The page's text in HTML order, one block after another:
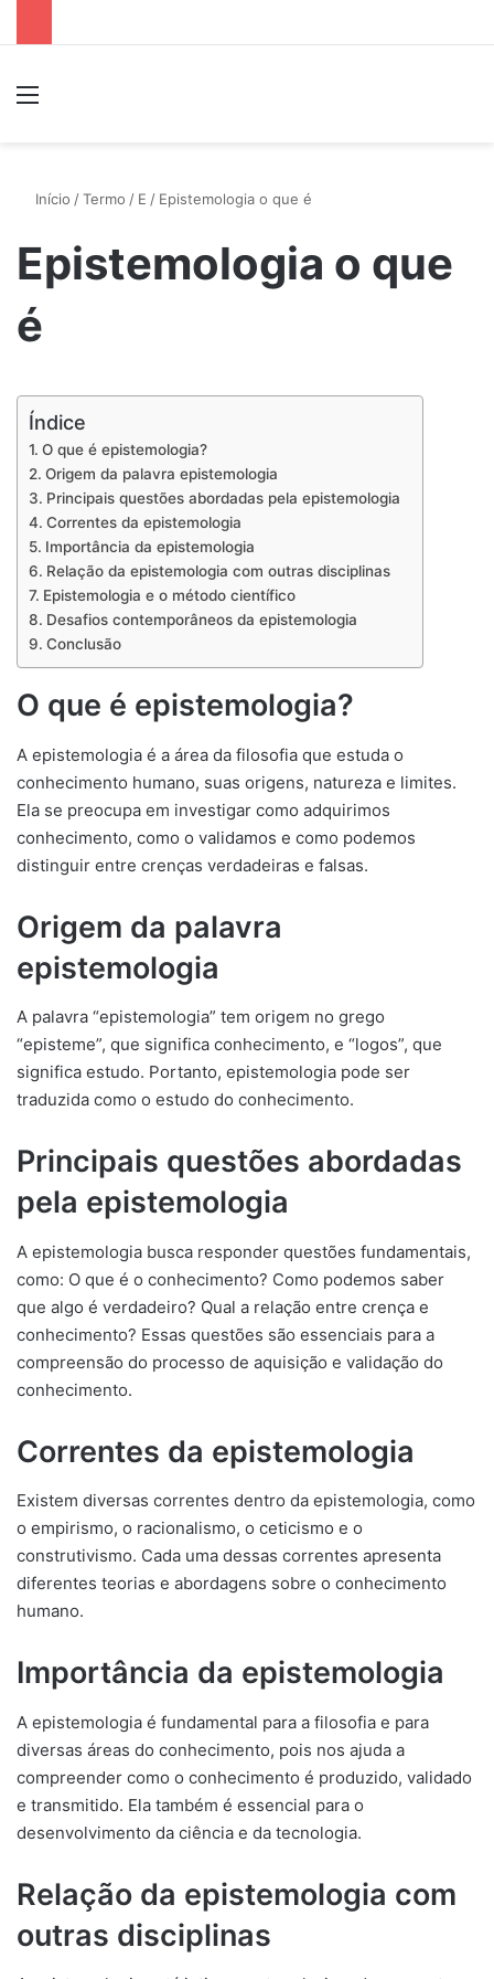
Início /Termo / E / Epistemologia o que é
Epistemologia o que
é
Índice
O que é epistemologia?
Origem da palavra epistemologia
Principais questões abordadas pela epistemologia
Correntes da epistemologia
Importância da epistemologia
Relação da epistemologia com outras disciplinas
Epistemologia e o método científico
Desafios contemporâneos da epistemologia
Conclusão
O que é epistemologia?
A epistemologia é a área da filosofia que estuda o
conhecimento humano, suas origens, natureza e limites.
Ela se preocupa em investigar como adquirimos
conhecimento, como o validamos e como podemos
distinguir entre crenças verdadeiras e falsas.
Origem da palavra
epistemologia
A palavra “epistemologia” tem origem no grego
“episteme”, que significa conhecimento, e “logos”, que
significa estudo. Portanto, epistemologia pode ser
traduzida como o estudo do conhecimento.
Principais questões abordadas
pela epistemologia
A epistemologia busca responder questões fundamentais,
como: O que é o conhecimento? Como podemos saber
que algo é verdadeiro? Qual a relação entre crença e
conhecimento? Essas questões são essenciais para a
compreensão do processo de aquisição e validação do
conhecimento.
Correntes da epistemologia
Existem diversas correntes dentro da epistemologia, como
o empirismo, o racionalismo, o ceticismo e o
construtivismo. Cada uma dessas correntes apresenta
diferentes teorias e abordagens sobre o conhecimento
humano.
Importância da epistemologia
A epistemologia é fundamental para a filosofia e para
diversas áreas do conhecimento, pois nos ajuda a
compreender como o conhecimento é produzido, validado
e transmitido. Ela também é essencial para o
desenvolvimento da ciência e da tecnologia.
Relação da epistemologia com
outras disciplinas